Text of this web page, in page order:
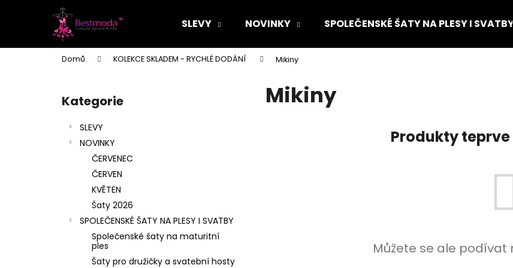
SLEVY NOVINKY SPOLEČENSKÉ ŠATY NA PLESY I SVATBY
Domů KOLEKCE SKLADEM - RYCHLÉ DODÁNÍ Mikiny
Přeskočit
kategorie
Kategorie
SLEVY
NOVINKY
ČERVENEC
ČERVEN
KVĚTEN
Šaty 2026
SPOLEČENSKÉ ŠATY NA PLESY I SVATBY
Společenské šaty na maturitní
ples
Šaty pro družičky a svatební hosty
Mikiny
Produkty
Můžete se ale
í
Zpět
do
obchodu
Zpět
do
obchodu
Co potřebujete najít?